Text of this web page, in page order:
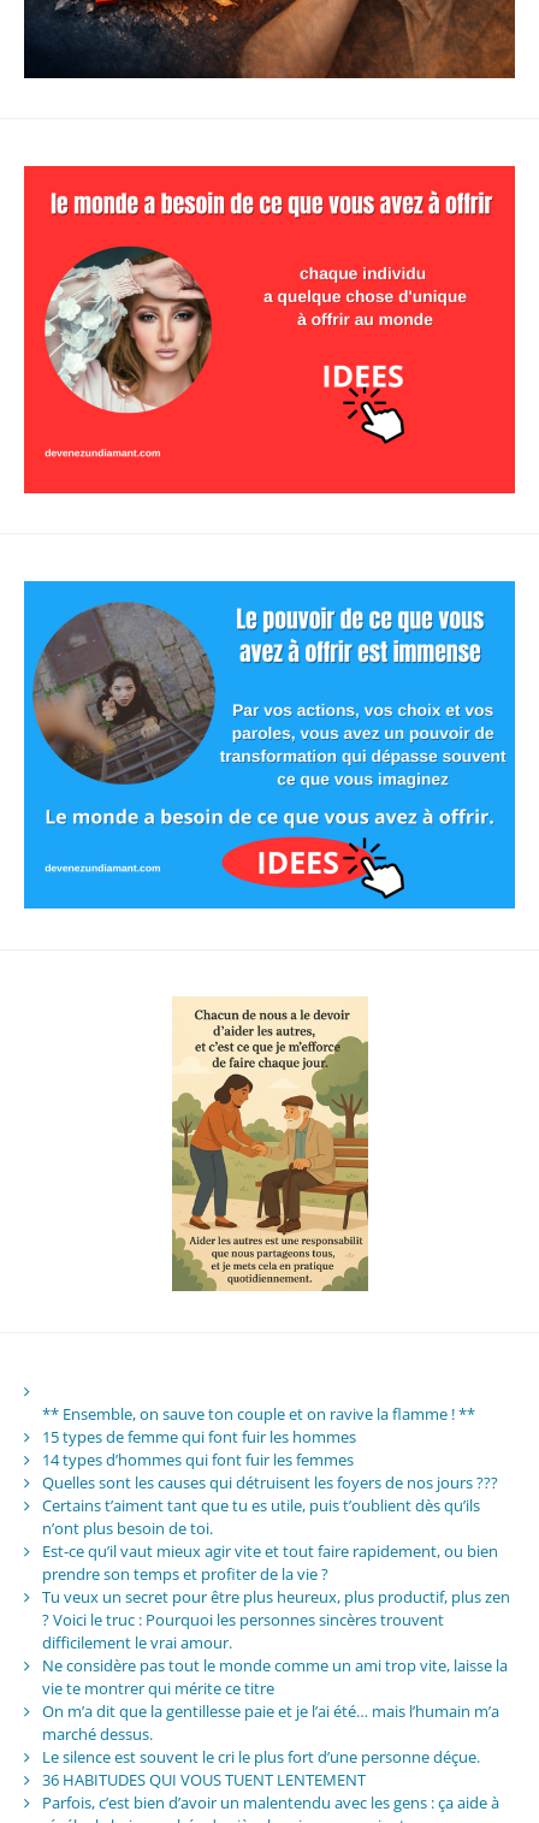
** Ensemble, on sauve ton couple et on ravive la flamme ! **
15 types de femme qui font fuir les hommes
14 types d’hommes qui font fuir les femmes
Quelles sont les causes qui détruisent les foyers de nos jours ???
Certains t’aiment tant que tu es utile, puis t’oublient dès qu’ils
n’ont plus besoin de toi.
Est-ce qu’il vaut mieux agir vite et tout faire rapidement, ou bien
prendre son temps et profiter de la vie ?
Tu veux un secret pour être plus heureux, plus productif, plus zen
? Voici le truc : Pourquoi les personnes sincères trouvent
difficilement le vrai amour.
Ne considère pas tout le monde comme un ami trop vite, laisse la
vie te montrer qui mérite ce titre
On m’a dit que la gentillesse paie et je l’ai été… mais l’humain m’a
marché dessus.
Le silence est souvent le cri le plus fort d’une personne déçue.
36 HABITUDES QUI VOUS TUENT LENTEMENT
Parfois, c’est bien d’avoir un malentendu avec les gens : ça aide à